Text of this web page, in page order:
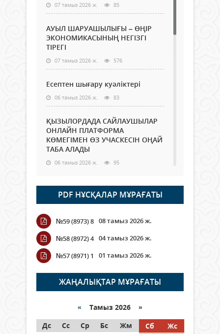
07 тамыз 2026 ж. 85
АУЫЛ ШАРУАШЫЛЫҒЫ – ӨҢІР
ЭКОНОМИКАСЫНЫҢ НЕГІЗГІ
ТІРЕГІ
07 тамыз 2026 ж. 576
Есептен шығару куәліктері
06 тамыз 2026 ж. 83
ҚЫЗЫЛОРДАДА САЙЛАУШЫЛАР
ОНЛАЙН ПЛАТФОРМА
КӨМЕГІМЕН ӨЗ УЧАСКЕСІН ОҢАЙ
ТАБА АЛАДЫ
06 тамыз 2026 ж. 95
Open Air: Қызылорда облысы
полиция департаменті 20
мыңнан астам көрерменнің
қауіпсіздігін қамтамасыз етті
06 тамыз 2026 ж.
Wi-Fi ҚАБЫРҒА АРҚЫЛЫ ҚАЛАЙ
ӨТЕДІ?
06 тамыз 2026 ж. 273
граждане Казахстана,
05 тамыз 2026 ж. 154
PDF НҰСҚАЛАР МҰРАҒАТЫ
№59 (8973) 8 08 тамыз 2026 ж.
№58 (8972) 4 04 тамыз 2026 ж.
№57 (8971) 1
01 тамыз 2026 ж.
ЖАҢАЛЫҚТАР МҰРАҒАТЫ
« Тамыз 2026 »
Дс
Сс Ср Бс Жм Сб
Жс